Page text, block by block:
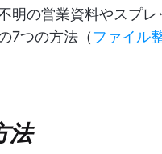
明の営業資料やスプ
7つの方法（ ファイル
法